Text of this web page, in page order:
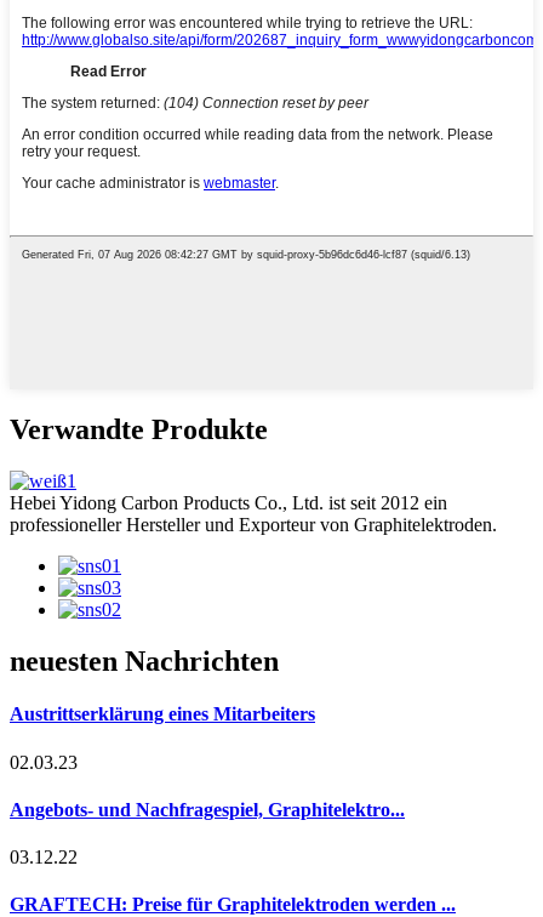
Verwandte Produkte
Hebei Yidong Carbon Products Co., Ltd. ist seit 2012 ein
professioneller Hersteller und Exporteur von Graphitelektroden.
neuesten Nachrichten
Austrittserklärung eines Mitarbeiters
02.03.23
Angebots- und Nachfragespiel, Graphitelektro...
03.12.22
GRAFTECH: Preise für Graphitelektroden werden ...